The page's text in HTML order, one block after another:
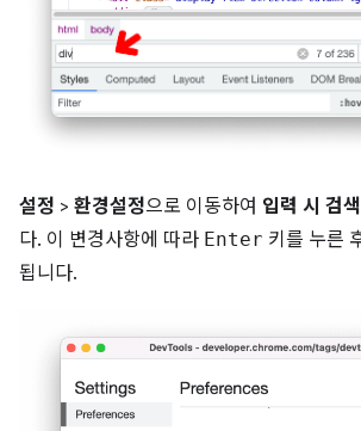
설정 > 환경설정으로 이동하여 입력 시 검색
다. 이 변경사항에 따라 Enter 키를 누른
됩니다.